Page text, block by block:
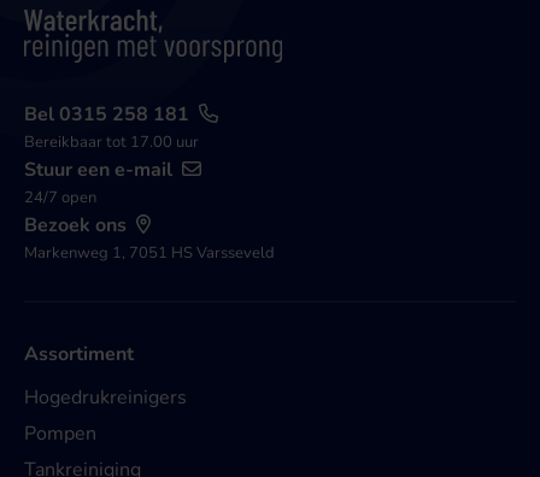
Bel 0315 258 181
Bereikbaar tot 17.00 uur
Stuur een e-mail
24/7 open
Bezoek ons
Markenweg 1, 7051 HS Varsseveld
Assortiment
Hogedrukreinigers
Pompen
Tankreiniging